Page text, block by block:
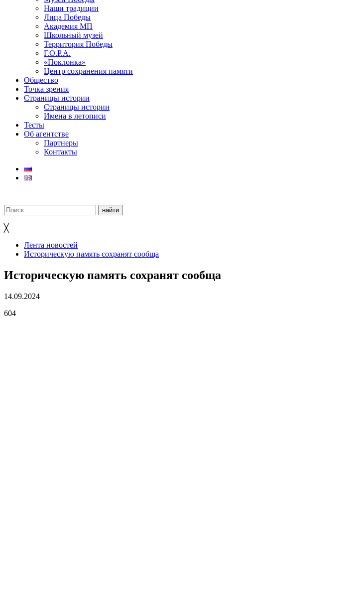
Наши традиции
Лица Победы
Академия МП
Школьный музей
Территория Победы
Г.О.Р.А.
«Поклонка»
Центр сохранения памяти
Общество
Точка зрения
Страницы истории
Страницы истории
Имена в летописи
Тесты
Об агентстве
Партнеры
Контакты
╳
Лента новостей
Историческую память сохранят сообща
Историческую память сохранят сообща
14.09.2024
604